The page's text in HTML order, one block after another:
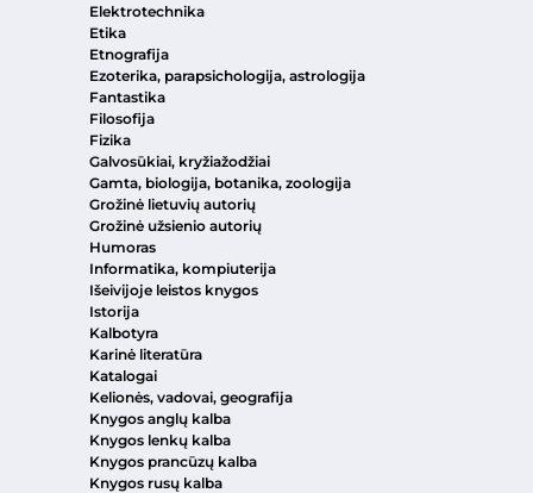
Elektrotechnika
Etika
Etnografija
Ezoterika, parapsichologija, astrologija
Fantastika
Filosofija
Fizika
Galvosūkiai, kryžiažodžiai
Gamta, biologija, botanika, zoologija
Grožinė lietuvių autorių
Grožinė užsienio autorių
Humoras
Informatika, kompiuterija
Išeivijoje leistos knygos
Istorija
Kalbotyra
Karinė literatūra
Katalogai
Kelionės, vadovai, geografija
Knygos anglų kalba
Knygos lenkų kalba
Knygos prancūzų kalba
Knygos rusų kalba